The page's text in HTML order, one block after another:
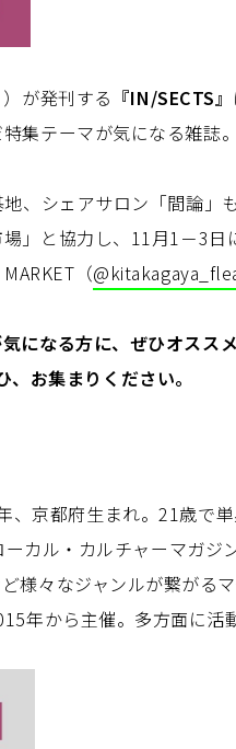
）が発刊する 『IN/SECTS』
集テーマが気になる雑誌。
、シェアサロン「間論」
」と協力し、11月1－3日
（
になる方に、ぜひオスス
お集まりください。
、京都府生まれ。21歳で
カル・カルチャーマガジ
様々なジャンルが繋がる
年から主催。多方面に活